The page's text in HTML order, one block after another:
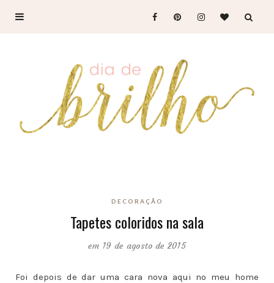
DECORAÇÃO
Tapetes coloridos na sala
em 19 de agosto de 2015
Foi depois de dar uma cara nova aqui no meu home